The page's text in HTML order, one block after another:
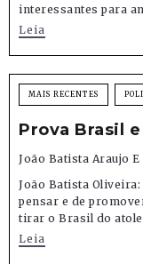
interessantes para
Leia
MAIS RECENTES
Prova Brasil
João Batista Araujo
João Batista
pensar e de
tirar o Brasil do
Leia